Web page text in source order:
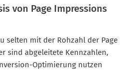
von Page Impressions
selten mit der Rohzahl der Page
sind abgeleitete Kennzahlen,
Optimierung nutzen